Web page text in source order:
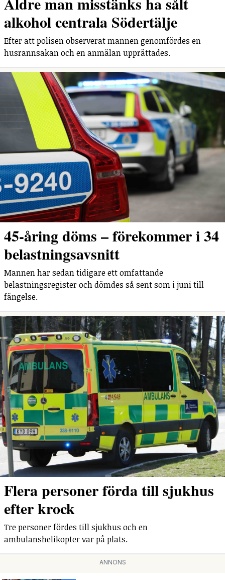
alkohol centrala Södertälje
Efter att polisen observerat mannen genomfördes en
husrannsakan och en anmälan upprättades.
45-åring döms – förekommer i 34
belastningsavsnitt
Mannen har sedan tidigare ett omfattande
belastningsregister och dömdes så sent som i juni till
fängelse.
Flera personer förda till sjukhus
efter krock
Tre personer fördes till sjukhus och en
ambulanshelikopter var på plats.
ANNONS